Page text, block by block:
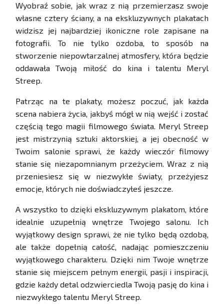
Wyobraź sobie, jak wraz z nią przemierzasz swoje
własne cztery ściany, a na ekskluzywnych plakatach
widzisz jej najbardziej ikoniczne role zapisane na
fotografii. To nie tylko ozdoba, to sposób na
stworzenie niepowtarzalnej atmosfery, która będzie
oddawała Twoją miłość do kina i talentu Meryl
Streep.
Patrząc na te plakaty, możesz poczuć, jak każda
scena nabiera życia, jakbyś mógł w nią wejść i zostać
częścią tego magii filmowego świata. Meryl Streep
jest mistrzynią sztuki aktorskiej, a jej obecność w
Twoim salonie sprawi, że każdy wieczór filmowy
stanie się niezapomnianym przeżyciem. Wraz z nią
przeniesiesz się w niezwykłe światy, przeżyjesz
emocje, których nie doświadczyłeś jeszcze.
A wszystko to dzięki ekskluzywnym plakatom, które
idealnie uzupełnią wnętrze Twojego salonu. Ich
wyjątkowy design sprawi, że nie tylko będą ozdobą,
ale także dopełnią całość, nadając pomieszczeniu
wyjątkowego charakteru. Dzięki nim Twoje wnętrze
stanie się miejscem pełnym energii, pasji i inspiracji,
gdzie każdy detal odzwierciedla Twoją pasję do kina i
niezwykłego talentu Meryl Streep.